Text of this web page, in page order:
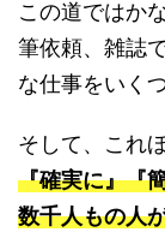
この道ではか
筆依頼、雑誌
な仕事をいく
そして、これ
『確実に』『
数千人もの人